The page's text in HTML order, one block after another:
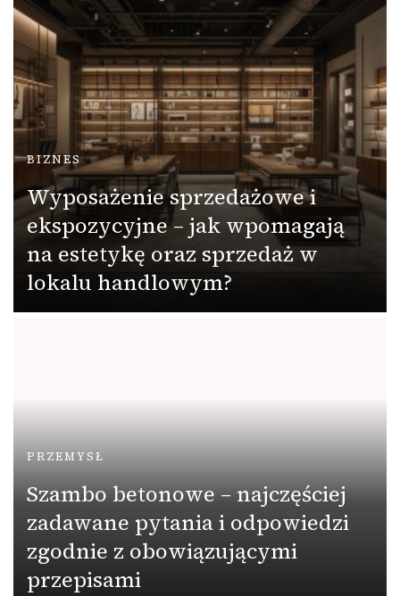
BIZNES
Wyposażenie sprzedażowe i
ekspozycyjne – jak wpomagają
na estetykę oraz sprzedaż w
lokalu handlowym?
PRZEMYSŁ
Szambo betonowe – najczęściej
zadawane pytania i odpowiedzi
zgodnie z obowiązującymi
przepisami